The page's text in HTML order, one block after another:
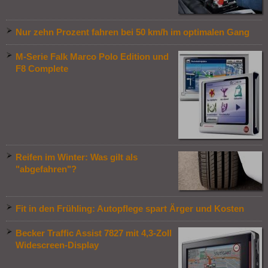
Nur zehn Prozent fahren bei 50 km/h im optimalen Gang
M-Serie Falk Marco Polo Edition und
F8 Complete
Reifen im Winter: Was gilt als
"abgefahren"?
Fit in den Frühling: Autopflege spart Ärger und Kosten
Becker Traffic Assist 7827 mit 4,3-Zoll
Widescreen-Display